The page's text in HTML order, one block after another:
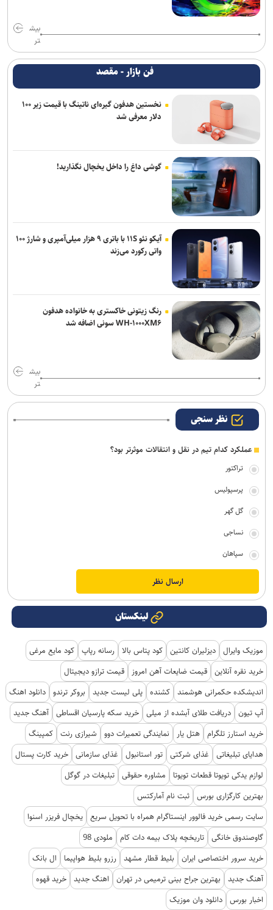
بیش
تر
فن بازار - مقصد
نخستین هدفون گیره‌ای ناتینگ با قیمت زیر ۱۰۰
دلار معرفی شد
گوشی داغ را داخل یخچال نگذارید!
آیکو نئو ۱۱S با باتری ۹ هزار میلی‌آمپری و شارژ ۱۰۰
واتی رکورد می‌زند
رنگ زیتونی خاکستری به خانواده هدفون
WH-۱۰۰۰XM۶ سونی اضافه شد
بیش
تر
نظر سنجی
عملکرد کدام تیم در نقل و انتقالات موثرتر بود؟
تراکتور
پرسپولیس
گل گهر
نساجی
سپاهان
لینکستان
موزیک وایرال دیزلیران کانتین کود پتاس بالا رسانه رپاپ کود مایع مرغی
خرید نقره آنلاین قیمت ضایعات آهن امروز
قیمت ترازو دیجیتال
اندیشکده حکمرانی هوشمند کشنده پلی لیست جدید بروکر ترندو دانلود اهنگ
آپ تیون دریافت طلای آبشده از میلی خرید سکه پارسیان اقساطی آهنگ جدید
خرید استارز تلگرام هتل یار نمایندگی تعمیرات دوو شیرازی رنت کمپینگ
هدایای تبلیغاتی
غذای شرکتی تور استانبول غذای سازمانی خرید کارت پستال
لوازم یدکی تویوتا قطعات تویوتا
مشاوره حقوقی تبلیغات در گوگل
بهترین کارگزاری بورس ثبت نام آمارکتس
سایت رسمی خرید فالوور اینستاگرام همراه با تحویل سریع یخچال فریزر اسنوا
گاوصندوق خانگی تاریخچه پلاک بیمه دات کام
ملودی 98
خرید سرور اختصاصی ایران
بلیط قطار مشهد رزرو بلیط هواپیما
ال بانک
آهنگ جدید
بهترین جراح بینی ترمیمی در تهران اهنگ جدید خرید قهوه
اخبار بورس دانلود وان موزیک